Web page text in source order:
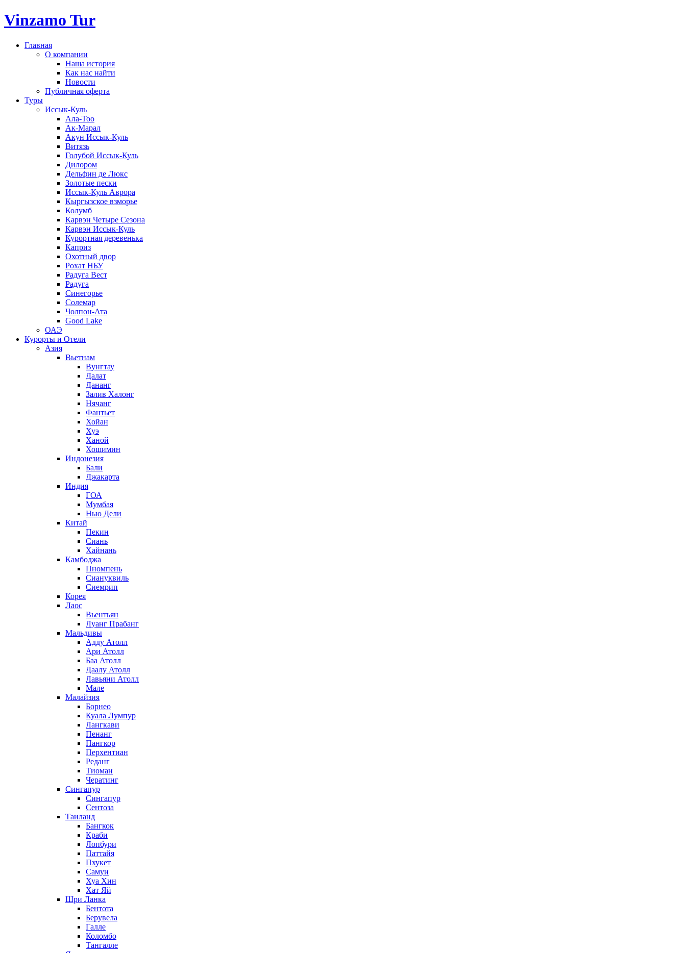
Vinzamo Tur
Главная
О компании
Наша история
Как нас найти
Новости
Публичная оферта
Туры
Иссык-Куль
Ала-Тоо
Ак-Марал
Акун Иссык-Куль
Витязь
Голубой Иссык-Куль
Дилором
Дельфин де Люкс
Золотые пески
Иссык-Куль Аврора
Кыргызское взморье
Колумб
Карвэн Четыре Сезона
Карвэн Иссык-Куль
Курортная деревенька
Каприз
Охотный двор
Рохат НБУ
Радуга Вест
Радуга
Синегорье
Солемар
Чолпон-Ата
Good Lake
ОАЭ
Курорты и Отели
Азия
Вьетнам
Вунгтау
Далат
Дананг
Залив Халонг
Нячанг
Фантьет
Хойан
Хуэ
Ханой
Хошимин
Индонезия
Бали
Джакарта
Индия
ГОА
Мумбая
Нью Дели
Китай
Пекин
Сиань
Хайнань
Камбоджа
Пномпень
Сиануквиль
Сиемрип
Корея
Лаос
Вьентьян
Луанг Прабанг
Мальдивы
Адду Атолл
Ари Атолл
Баа Атолл
Даалу Атолл
Лавьяни Атолл
Мале
Малайзия
Борнео
Куала Лумпур
Лангкави
Пенанг
Пангкор
Перхентиан
Реданг
Тиоман
Чератинг
Сингапур
Сингапур
Сентоза
Таиланд
Бангкок
Краби
Лопбури
Паттайя
Пхукет
Самуи
Хуа Хин
Хат Яй
Шри Ланка
Бентота
Берувела
Галле
Коломбо
Тангалле